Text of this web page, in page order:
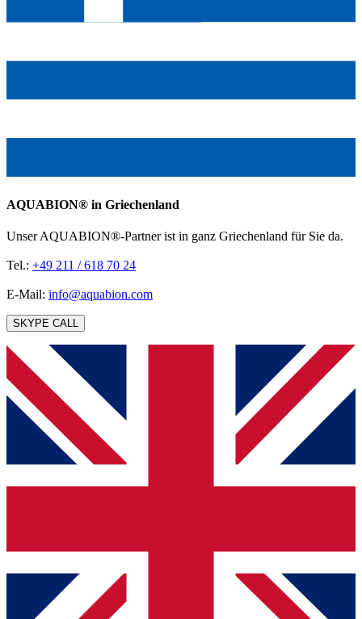
AQUABION®️ in Griechenland
Unser AQUABION®-Partner ist in ganz Griechenland für Sie da.
Tel.: +49 211 / 618 70 24
E-Mail: info@aquabion.com
SKYPE CALL